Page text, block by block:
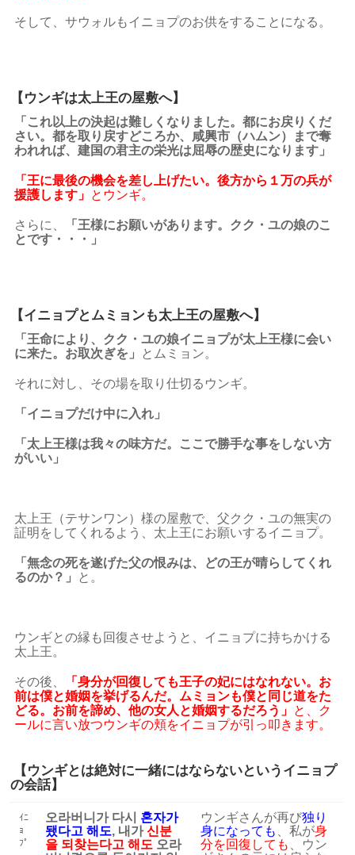
そして、サウォルもイニョプのお供をすることになる。
【ウンギは太上王の屋敷へ】
「これ以上の決起は難しくなりました。都にお戻りくだ
さい。都を取り戻すどころか、咸興市（ハムン）まで奪
われれば、建国の君主の栄光は屈辱の歴史になります」
「王に最後の機会を差し上げたい。後方から１万の兵が
援護します」 とウンギ。
さらに、
「王様にお願いがあります。クク・ユの娘のこ
とです・・・」
【イニョプとムミョンも太上王の屋敷へ】
「王命により、クク・ユの娘イニョプが太上王様に会い
に来た。お取次ぎを」
とムミョン。
それに対し、その場を取り仕切るウンギ。
「イニョプだけ中に入れ」
「太上王様は我々の味方だ。ここで勝手な事をしない方
がいい」
太上王（テサンワン）様の屋敷で、父クク・ユの無実の
証明をしてくれるよう、太上王にお願いするイニョプ。
「無念の死を遂げた父の恨みは、どの王が晴らしてくれ
るのか？」
と。
ウンギとの縁も回復させようと、イニョプに持ちかける
太上王。
その後、
「身分が回復しても王子の妃にはなれない。お
前は僕と婚姻を挙げるんだ。ムミョンも僕と同じ道をた
どる。お前を諦め、他の女人と婚姻するだろう」 と、ク
ールに言い放つウンギの頬をイニョプが引っ叩きます。
【ウンギとは絶対に一緒にはならないというイニョプ
の会話】
ｲﾆ
ｮ
ﾌﾟ
오라버니가 다시 혼자가
됐다고 해도, 내가신분
을 되찾는다고 해도 오라
ウンギさんが再び独り
身になっても
、私が身
分を回復しても
、ウン